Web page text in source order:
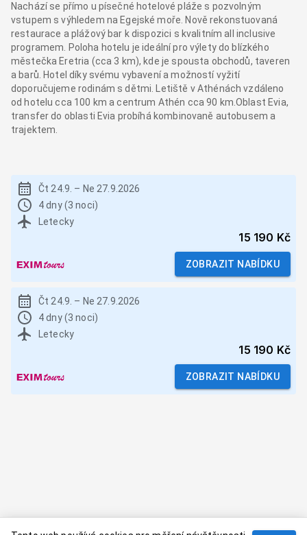
Nachází se přímo u písečné hotelové pláže s pozvolným
vstupem s výhledem na Egejské moře. Nově rekonstuovaná
restaurace a plážový bar k dispozici s kvalitním all inclusive
programem. Poloha hotelu je ideální pro výlety do blízkého
městečka Eretria (cca 3 km), kde je spousta obchodů, taveren
a barů. Hotel díky svému vybavení a možností vyžití
doporučujeme rodinám s dětmi. Letiště v Athénách vzdáleno
od hotelu cca 100 km a centrum Athén cca 90 km.Oblast Evia,
transfer do oblasti Evia probíhá kombinovaně autobusem a
trajektem.
Čt 24.9. – Ne 27.9.2026
4 dny (3 noci)
Letecky
15 190 Kč
ZOBRAZIT NABÍDKU
Čt 24.9. – Ne 27.9.2026
4 dny (3 noci)
Letecky
15 190 Kč
ZOBRAZIT NABÍDKU